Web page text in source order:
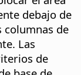
debajo de
columnas de
Las
de